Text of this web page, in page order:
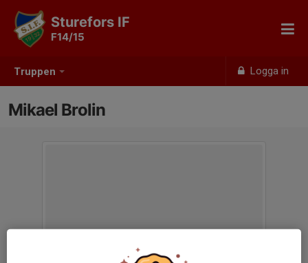
Truppen Logga in
Sturefors IF
F14/15
Mikael Brolin